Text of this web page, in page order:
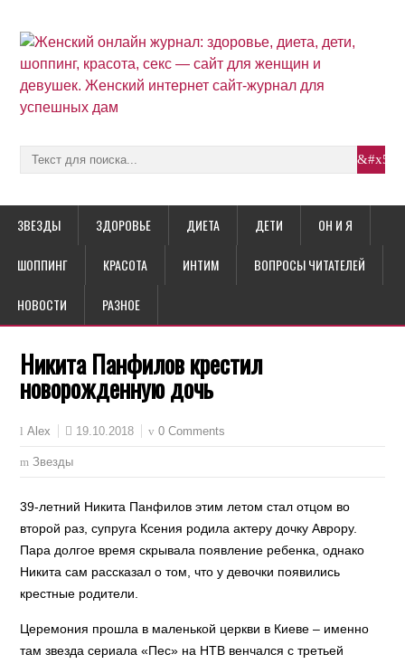
ЗВЕЗДЫ ЗДОРОВЬЕ ДИЕТА ДЕТИ ОН И Я
ШОППИНГ КРАСОТА ИНТИМ ВОПРОСЫ ЧИТАТЕЛЕЙ
НОВОСТИ РАЗНОЕ
Никита Панфилов крестил
новорожденную дочь
Alex 19.10.2018 0 Comments
Звезды
39-летний Никита Панфилов этим летом стал отцом во
второй раз, супруга Ксения родила актеру дочку Аврору.
Пара долгое время скрывала появление ребенка, однако
Никита сам рассказал о том, что у девочки появились
крестные родители.
Церемония прошла в маленькой церкви в Киеве – именно
там звезда сериала «Пес» на НТВ венчался с третьей